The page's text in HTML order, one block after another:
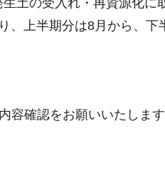
土の受入れ・再資源化に
、上半期分は8月から、下
確認をお願いいたします